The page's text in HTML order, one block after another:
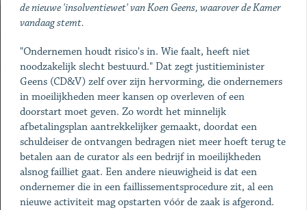
de nieuwe 'insolventiewet' van Koen Geens, waarover de Kamer
vandaag stemt.
"Ondernemen houdt risico's in. Wie faalt, heeft niet
noodzakelijk slecht bestuurd." Dat zegt justitieminister
Geens (CD&V) zelf over zijn hervorming, die ondernemers
in moeilijkheden meer kansen op overleven of een
doorstart moet geven. Zo wordt het minnelijk
afbetalingsplan aantrekkelijker gemaakt, doordat een
schuldeiser de ontvangen bedragen niet meer hoeft terug te
betalen aan de curator als een bedrijf in moeilijkheden
alsnog failliet gaat. Een andere nieuwigheid is dat een
ondernemer die in een faillissementsprocedure zit, al een
nieuwe activiteit mag opstarten vóór de zaak is afgerond.